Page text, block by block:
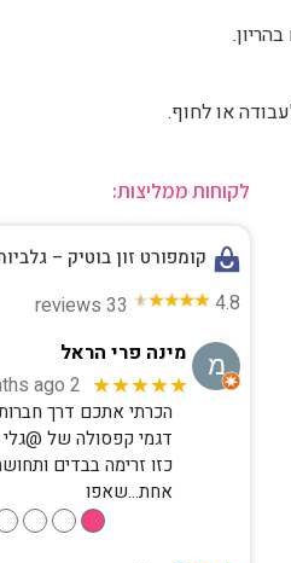
או לחוף.
לקוחות ממליצות:
קומפורט זון בוטיק –
4.8
33 reviews
מינה פרי הראל
★★★★★
2 months ago
הכרתי אתכם דרך
דגמי קפסולה של
כזו זרימה בבדים
אחת…שאפו
●
●
●
850 ש"ח